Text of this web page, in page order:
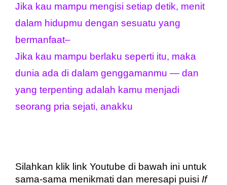
Jika kau mampu mengisi setiap detik, menit
dalam hidupmu dengan sesuatu yang
bermanfaat–
Jika kau mampu berlaku seperti itu, maka
dunia ada di dalam genggamanmu — dan
yang terpenting adalah kamu menjadi
seorang pria sejati, anakku
Silahkan klik link Youtube di bawah ini untuk
sama-sama menikmati dan meresapi puisi If